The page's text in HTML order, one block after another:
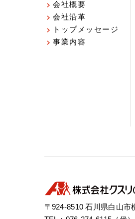
会社概要
会社沿革
トップメッセージ
事業内容
〒924-8510 石川県白山市